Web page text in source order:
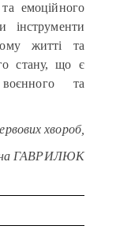
емоційного
інструменти
житті та
стану, що є
та
хвороб,
Інна ГАВРИЛЮК